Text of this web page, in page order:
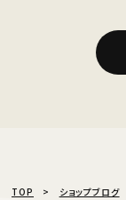
TOP ショップブログ